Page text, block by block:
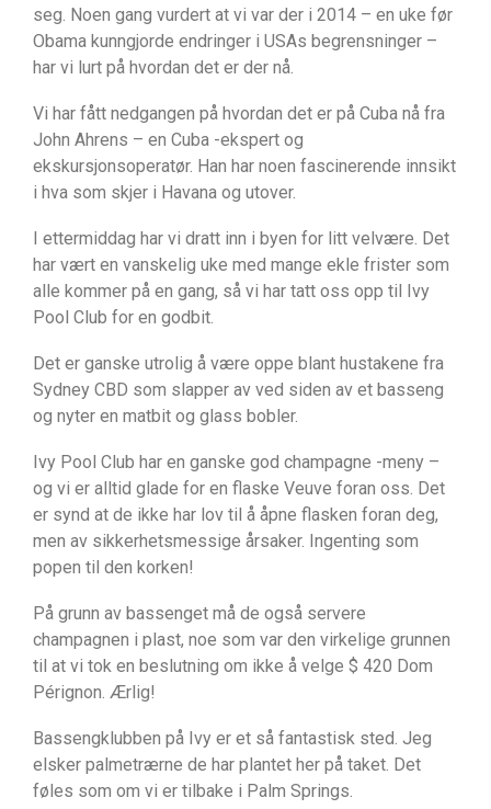
seg. Noen gang vurdert at vi var der i 2014 – en uke før
Obama kunngjorde endringer i USAs begrensninger –
har vi lurt på hvordan det er der nå.
Vi har fått nedgangen på hvordan det er på Cuba nå fra
John Ahrens – en Cuba -ekspert og
ekskursjonsoperatør. Han har noen fascinerende innsikt
i hva som skjer i Havana og utover.
I ettermiddag har vi dratt inn i byen for litt velvære. Det
har vært en vanskelig uke med mange ekle frister som
alle kommer på en gang, så vi har tatt oss opp til Ivy
Pool Club for en godbit.
Det er ganske utrolig å være oppe blant hustakene fra
Sydney CBD som slapper av ved siden av et basseng
og nyter en matbit og glass bobler.
Ivy Pool Club har en ganske god champagne -meny –
og vi er alltid glade for en flaske Veuve foran oss. Det
er synd at de ikke har lov til å åpne flasken foran deg,
men av sikkerhetsmessige årsaker. Ingenting som
popen til den korken!
På grunn av bassenget må de også servere
champagnen i plast, noe som var den virkelige grunnen
til at vi tok en beslutning om ikke å velge $ 420 Dom
Pérignon. Ærlig!
Bassengklubben på Ivy er et så fantastisk sted. Jeg
elsker palmetrærne de har plantet her på taket. Det
føles som om vi er tilbake i Palm Springs.